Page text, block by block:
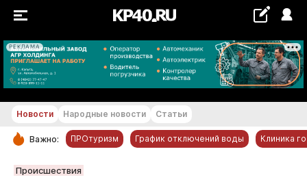
РЕКЛАМА
+26...+27 °С
РУБРИКИ
Новости Народные новости Статьи
Важно: ПРОтуризм График отключений воды Клиника
Происшествия